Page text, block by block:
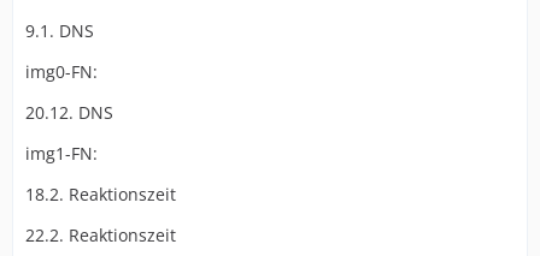
9.1. DNS
img0-FN:
20.12. DNS
img1-FN:
18.2. Reaktionszeit
22.2. Reaktionszeit